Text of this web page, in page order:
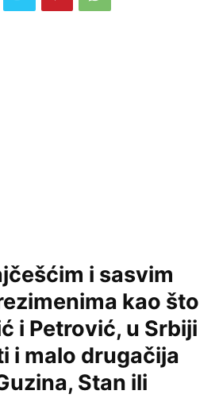
i sasvim
kao što
i Petrović, u Srbiji
i malo drugačija
Stan ili